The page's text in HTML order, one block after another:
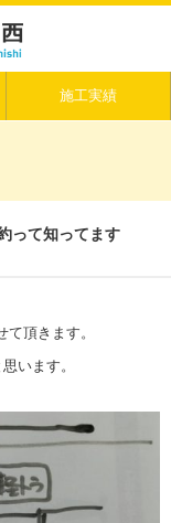
施工実績
て知ってます
頂きます。
います。